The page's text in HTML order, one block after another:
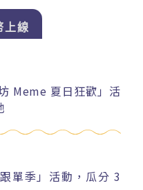
上線
Meme 夏日狂歡」活
單季」活動，瓜分 3